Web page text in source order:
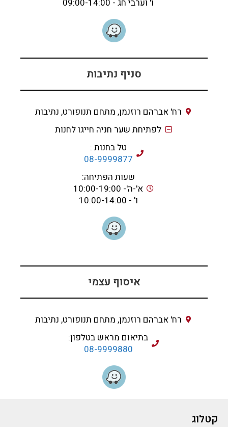
ו' וערבי חג - 09:00-14:00
סניף נתיבות
רח' אברהם רוזנמן, מתחם תנופורט, נתיבות
לפתיחת שער חניה חייגו לחנות
טל בחנות :
08-9999877
שעות הפתיחה:
א'-ה'- 10:00-19:00
ו' - 10:00-14:00
איסוף עצמי
רח' אברהם רוזנמן, מתחם תנופורט, נתיבות
בתיאום מראש בטלפון:
08-9999880
קטלוג